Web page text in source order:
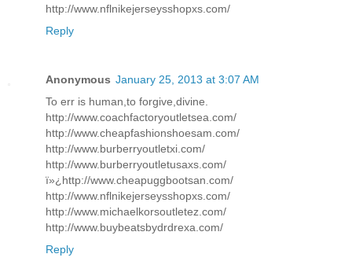
http://www.nflnikejerseysshopxs.com/
Reply
Anonymous January 25, 2013 at 3:07 AM
To err is human,to forgive,divine.
http://www.coachfactoryoutletsea.com/
http://www.cheapfashionshoesam.com/
http://www.burberryoutletxi.com/
http://www.burberryoutletusaxs.com/
ï»¿http://www.cheapuggbootsan.com/
http://www.nflnikejerseysshopxs.com/
http://www.michaelkorsoutletez.com/
http://www.buybeatsbydrdrexa.com/
Reply